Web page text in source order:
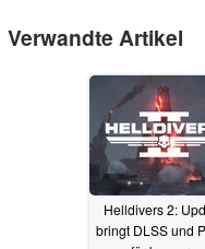
Verwandte Artikel
Helldivers 2:
bringt DLSS und